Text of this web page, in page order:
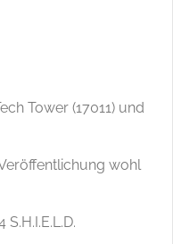
Tower (17011) und
wohl